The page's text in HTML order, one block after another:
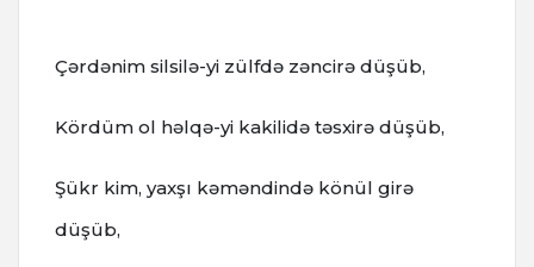
Çərdənim silsilə-yi zülfdə zəncirə düşüb,
Kördüm ol həlqə-yi kakilidə təsxirə düşüb,
Şükr kim, yaxşı kəməndində könül girə
düşüb,